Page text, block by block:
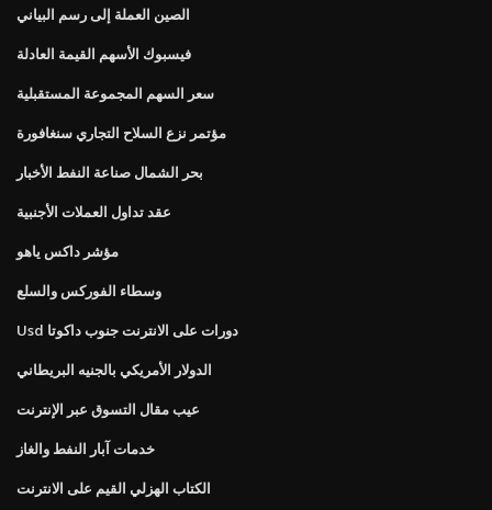
الصين العملة إلى رسم البياني
فيسبوك الأسهم القيمة العادلة
سعر السهم المجموعة المستقبلية
مؤتمر نزع السلاح التجاري سنغافورة
بحر الشمال صناعة النفط الأخبار
عقد تداول العملات الأجنبية
مؤشر داكس ياهو
وسطاء الفوركس والسلع
Usd دورات على الانترنت جنوب داكوتا
الدولار الأمريكي بالجنيه البريطاني
عيب مقال التسوق عبر الإنترنت
خدمات آبار النفط والغاز
الكتاب الهزلي القيم على الانترنت